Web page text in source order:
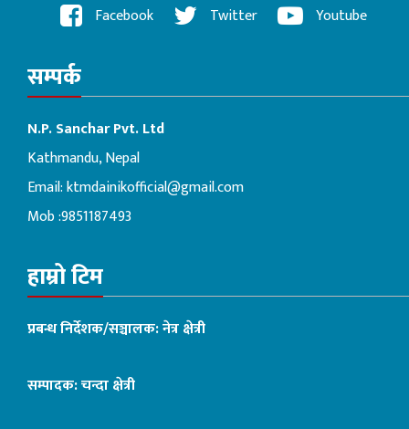
Facebook Twitter Youtube
सम्पर्क
N.P. Sanchar Pvt. Ltd
Kathmandu, Nepal
Email:ktmdainikofficial@gmail.com
Mob :9851187493
हाम्रो टिम
प्रबन्ध निर्देशक/सञ्चालक: नेत्र क्षेत्री
सम्पादक: चन्दा क्षेत्री